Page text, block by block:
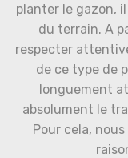
planter le gazon,
du terrain. A
respecter
de ce type de
longuement
absolument le
Pour cela,